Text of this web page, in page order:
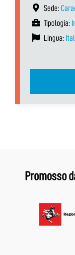
Sede:
Tipologia:
Lingua:
Promosso